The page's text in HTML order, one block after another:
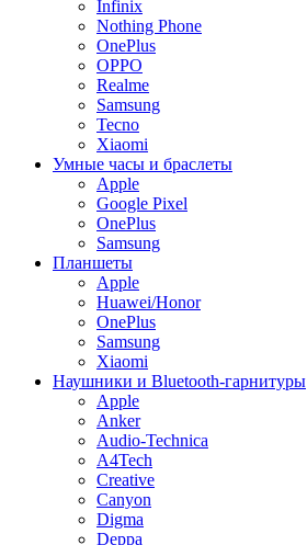
Infinix
Nothing Phone
OnePlus
OPPO
Realme
Samsung
Tecno
Xiaomi
Умные часы и браслеты
Apple
Google Pixel
OnePlus
Samsung
Планшеты
Apple
Huawei/Honor
OnePlus
Samsung
Xiaomi
Наушники и Bluetooth-гарнитуры
Apple
Anker
Audio-Technica
A4Tech
Creative
Canyon
Digma
Deppa